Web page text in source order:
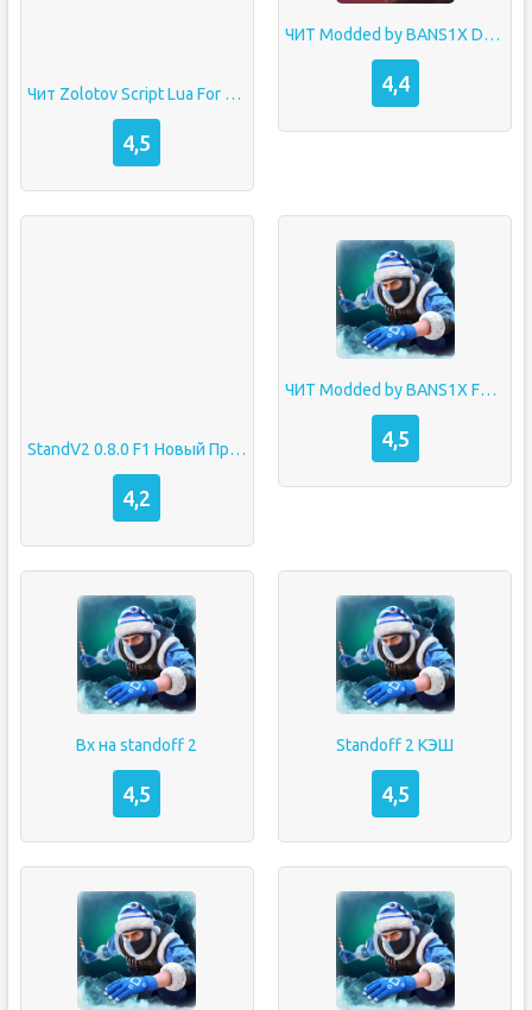
Чит Zolotov Script Lua For Standoff 2 F1 Без Бана
4,5
ЧИТ Modded by BANS1X DLC на Standoff 2
4,4
StandV2 0.8.0 F1 Новый Приватный Сервер по Standoff 2
4,2
ЧИТ Modded by BANS1X FREE на Standoff 2 0.22.3
4,5
Вх на standoff 2
4,5
Standoff 2 КЭШ
4,5